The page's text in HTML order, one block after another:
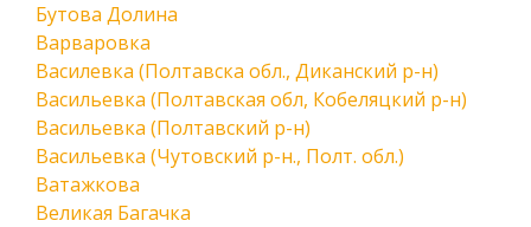
Бутова Долина
Варваровка
Василевка (Полтавска обл., Диканский р-н)
Васильевка (Полтавская обл, Кобеляцкий р-н)
Васильевка (Полтавский р-н)
Васильевка (Чутовский р-н., Полт. обл.)
Ватажкова
Великая Багачка